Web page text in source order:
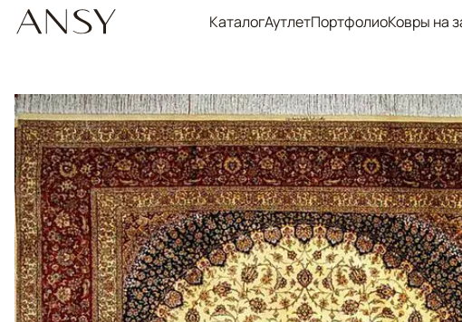
КаталогАутлетПортфолиоКовры на